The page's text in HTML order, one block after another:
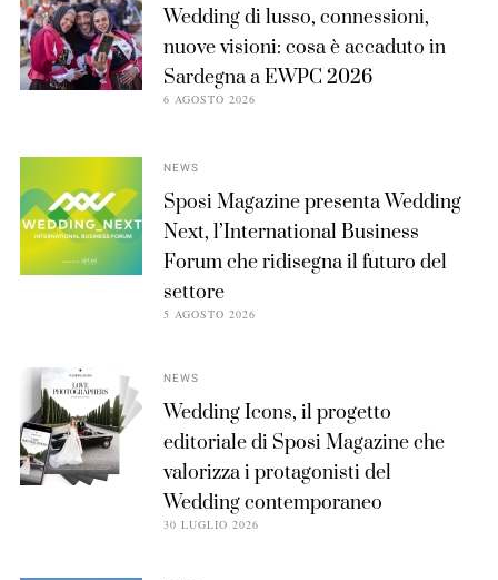
Wedding di lusso, connessioni,
nuove visioni: cosa è accaduto in
Sardegna a EWPC 2026
6 AGOSTO 2026
NEWS
Sposi Magazine presenta Wedding
Next, l’International Business
Forum che ridisegna il futuro del
settore
5 AGOSTO 2026
NEWS
Wedding Icons, il progetto
editoriale di Sposi Magazine che
valorizza i protagonisti del
Wedding contemporaneo
30 LUGLIO 2026